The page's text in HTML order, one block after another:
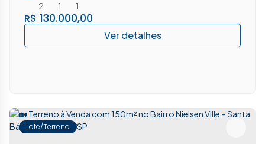
R$ 130.000,00
2
1 1
Lote/Terreno